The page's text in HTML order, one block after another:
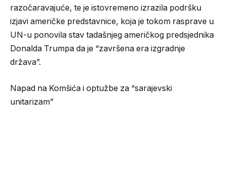
razočaravajuće, te je istovremeno izrazila podršku
izjavi američke predstavnice, koja je tokom rasprave u
UN-u ponovila stav tadašnjeg američkog predsjednika
Donalda Trumpa da je “završena era izgradnje
država”.
Napad na Komšića i optužbe za “sarajevski
unitarizam”